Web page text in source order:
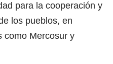
para la cooperación y
los pueblos, en
como Mercosur y